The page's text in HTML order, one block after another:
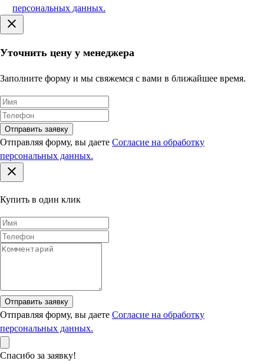
персональных данных.
Уточнить цену у менеджера
Заполните форму и мы свяжемся с вами в ближайшее время.
Отправить заявку
Отправляя форму, вы даете Согласие на обработку
персональных данных.
Купить в один клик
Отправить заявку
Отправляя форму, вы даете Согласие на обработку
персональных данных.
Спасибо за заявку!